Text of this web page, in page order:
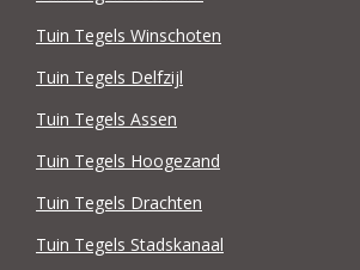
Tuin Tegels Winschoten
Tuin Tegels Delfzijl
Tuin Tegels Assen
Tuin Tegels Hoogezand
Tuin Tegels Drachten
Tuin Tegels Stadskanaal